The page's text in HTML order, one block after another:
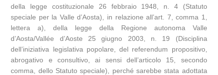
della legge costituzionale 26 febbraio 1948, n. 4 (Statuto
speciale per la Valle d’Aosta), in relazione all’art. 7, comma 1,
lettera a), della legge della Regione autonoma Valle
d’Aosta/Vallée d’Aoste 25 giugno 2003, n. 19 (Disciplina
dell’iniziativa legislativa popolare, del referendum propositivo,
abrogativo e consultivo, ai sensi dell’articolo 15, secondo
comma, dello Statuto speciale), perché sarebbe stata adottata